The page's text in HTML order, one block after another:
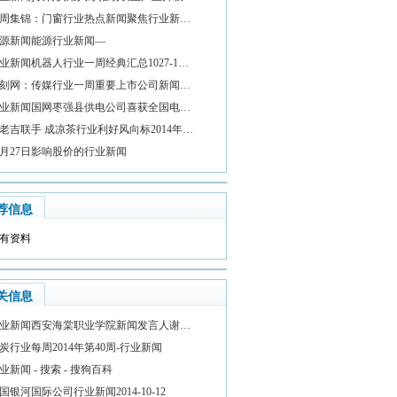
集锦：门窗行业热点新闻聚焦行业新…
新闻能源行业新闻—
新闻机器人行业一周经典汇总1027-1…
网：传媒行业一周重要上市公司新闻…
新闻国网枣强县供电公司喜获全国电…
吉联手 成凉茶行业利好风向标2014年…
27日影响股价的行业新闻
信息
资料
信息
新闻西安海棠职业学院新闻发言人谢…
行业每周2014年第40周-行业新闻
新闻 - 搜索 - 搜狗百科
银河国际公司行业新闻2014-10-12